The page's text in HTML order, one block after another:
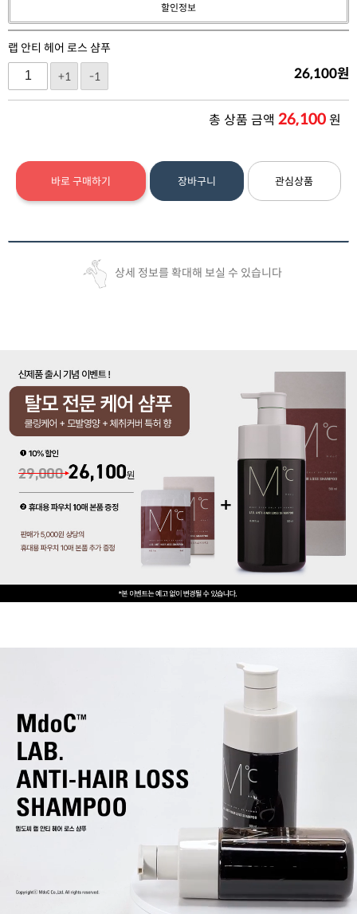
할인정보
랩 안티 헤어 로스 샴푸
+1
-1 26,100원
총 상품 금액 26,100원
바로 구매하기 장바구니 관심상품
상세 정보를 확대해 보실 수 있습니다